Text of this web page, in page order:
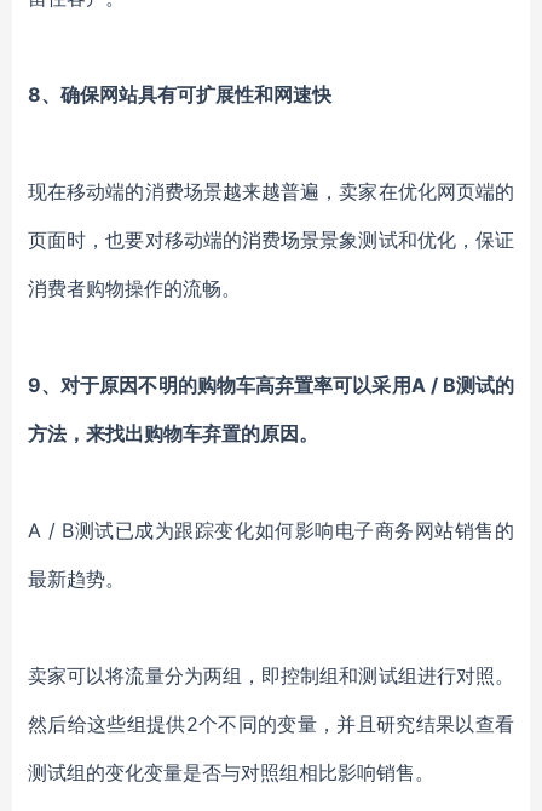
8、确保网站具有可扩展性和网速快
现在移动端的消费场景越来越普遍，卖家在优化网页端的
页面时，也要对移动端的消费场景景象测试和优化，保证
消费者购物操作的流畅。
9、对于原因不明的购物车高弃置率可以采用A / B测试的
方法，来找出购物车弃置的原因。
A / B测试已成为跟踪变化如何影响电子商务网站销售的
最新趋势。
卖家可以将流量分为两组，即控制组和测试组进行对照。
然后给这些组提供2个不同的变量，并且研究结果以查看
测试组的变化变量是否与对照组相比影响销售。